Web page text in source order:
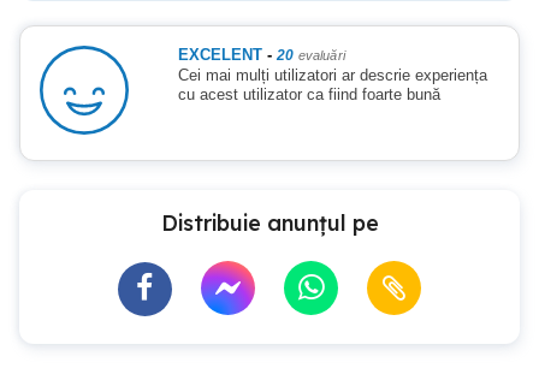
EXCELENT - 20 evaluări
Cei mai mulți utilizatori ar descrie experiența
cu acest utilizator ca fiind foarte bună
Distribuie anunțul pe